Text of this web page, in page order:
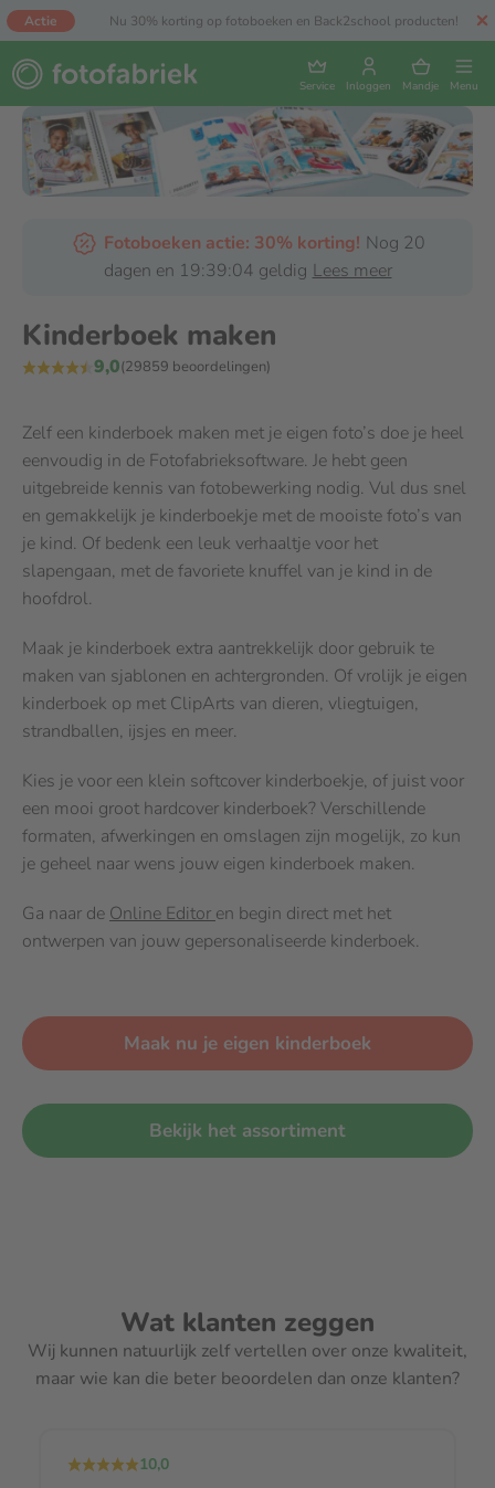
Actie Nu 30% korting op fotoboeken en Back2school producten!
Service Inloggen Mandje Menu
Fotoboeken actie: 30% korting! Nog 20
dagen en 19:39:04 geldig Lees meer
Kinderboek maken
9,0(29859 beoordelingen)
Zelf een kinderboek maken met je eigen foto’s doe je heel
eenvoudig in de Fotofabrieksoftware. Je hebt geen
uitgebreide kennis van fotobewerking nodig. Vul dus snel
en gemakkelijk je kinderboekje met de mooiste foto’s van
je kind. Of bedenk een leuk verhaaltje voor het
slapengaan, met de favoriete knuffel van je kind in de
hoofdrol.
Maak je kinderboek extra aantrekkelijk door gebruik te
maken van sjablonen en achtergronden. Of vrolijk je eigen
kinderboek op met ClipArts van dieren, vliegtuigen,
strandballen, ijsjes en meer.
Kies je voor een klein softcover kinderboekje, of juist voor
een mooi groot hardcover kinderboek? Verschillende
formaten, afwerkingen en omslagen zijn mogelijk, zo kun
je geheel naar wens jouw eigen kinderboek maken.
Ga naar de Online Editor en begin direct met het
ontwerpen van jouw gepersonaliseerde kinderboek.
Maak nu je eigen kinderboek
Bekijk het assortiment
Wat klanten zeggen
Wij kunnen natuurlijk zelf vertellen over onze kwaliteit,
maar wie kan die beter beoordelen dan onze klanten?
10,0